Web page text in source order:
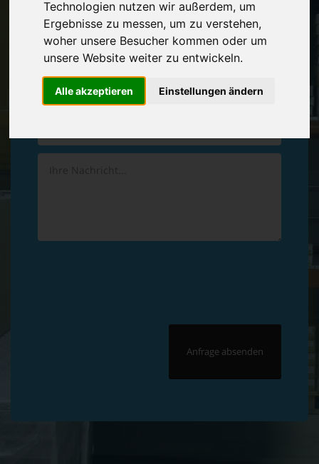
Technologien nutzen wir außerdem, um
Ergebnisse zu messen, um zu verstehen,
woher unsere Besucher kommen oder um
unsere Website weiter zu entwickeln.
Alle akzeptieren Einstellungen ändern
Vereinbaren Sie einenRückruf
Hinterlassen Sie uns gern eine persönliche Nachricht.